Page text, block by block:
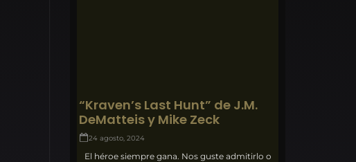
“Kraven’s Last Hunt” de J.M.
DeMatteis y Mike Zeck
24 agosto, 2024
El héroe siempre gana. Nos guste admitirlo o